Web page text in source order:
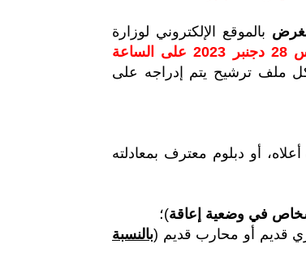
بالموقع الإلكتروني لوزارة
ويعتبر يوم الخميس 28 دجنبر 2023 على الساعة
ملف ترشيح يتم إدراجه على
أو دبلوم معترف بمعادلته
في وضعية إعاقة)؛
قديم أو محارب قديم (بالنسبة